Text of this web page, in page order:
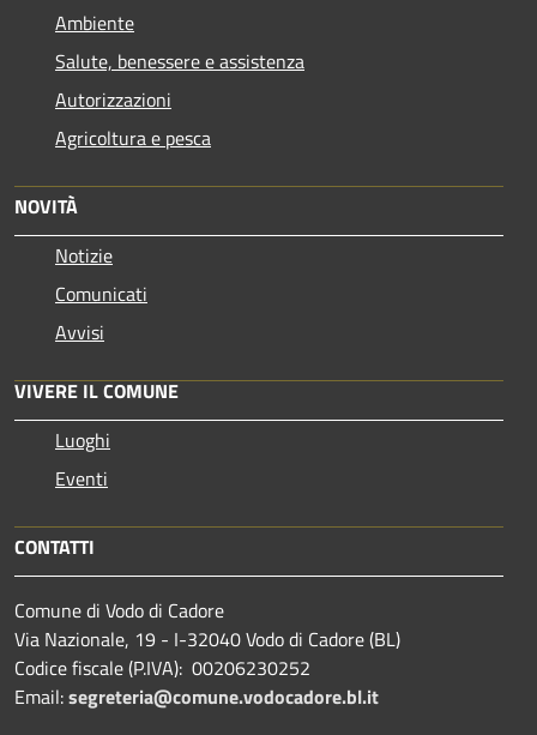
Ambiente
Salute, benessere e assistenza
Autorizzazioni
Agricoltura e pesca
NOVITÀ
Notizie
Comunicati
Avvisi
VIVERE IL COMUNE
Luoghi
Eventi
CONTATTI
Comune di Vodo di Cadore
Via Nazionale, 19 - I-32040 Vodo di Cadore (BL)
Codice fiscale (P.IVA): 00206230252
Email:segreteria@comune.vodocadore.bl.it